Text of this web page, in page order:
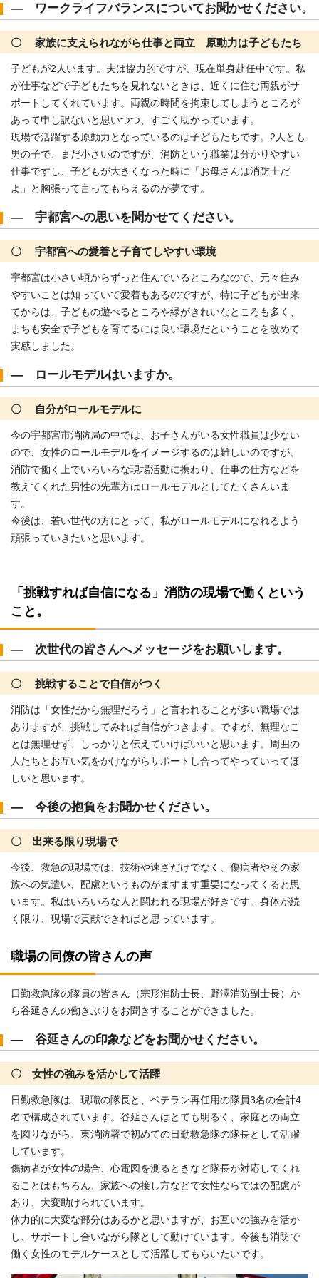
― ワークライフバランスについてお聞かせください。
〇 家族に支えられながら仕事と両立 原動力は子どもたち
子どもが2人います。夫は協力的ですが、現在単身赴任中です。私
が仕事などで子どもたちを見れないときは、近くに住む両親がサ
ポートしてくれています。両親の時間を拘束してしまうところが
あって申し訳ないと思いつつ、すごく助かっています。
現場で活躍する原動力となっているのは子どもたちです。2人とも
男の子で、まだ小さいのですが、消防という職業は分かりやすい
仕事ですし、子どもが大きくなった時に「お母さんは消防士だ
よ」と胸張って言ってもらえるのが夢です。
― 宇都宮への思いを聞かせてください。
〇 宇都宮への愛着と子育てしやすい環境
宇都宮は小さい頃からずっと住んでいるところなので、元々住み
やすいことは知っていて愛着もあるのですが、特に子どもが出来
てからは、子どもの遊べるところや緑がきれいなところも多く、
まちも安全で子どもを育てるには良い環境だということを改めて
実感しました。
― ロールモデルはいますか。
〇 自分がロールモデルに
今の宇都宮市消防局の中では、お子さんがいる女性職員は少ない
ので、女性のロールモデルをイメージするのは難しいのですが、
消防で働く上でいろいろな現場活動に携わり、仕事の仕方などを
教えてくれた男性の先輩方はロールモデルとしてたくさんいま
す。
今後は、若い世代の方にとって、私がロールモデルになれるよう
頑張っていきたいと思います。
「挑戦すれば自信になる」消防の現場で働くという
こと。
― 次世代の皆さんへメッセージをお願いします。
〇 挑戦することで自信がつく
消防は「女性だから無理だろう」と言われることが多い職場では
ありますが、挑戦してみれば自信がつきます。ですが、無理なこ
とは無理せず、しっかりと伝えていけばいいと思います。周囲の
人たちとお互い気をかけながらサポートし合ってやっていってほ
しいと思います。
― 今後の抱負をお聞かせください。
〇 出来る限り現場で
今後、救急の現場では、技術や速さだけでなく、傷病者やその家
族への気遣い、配慮というものがますます重要になってくると思
います。私はいろいろな人と関われる現場が好きです。身体が続
く限り、現場で貢献できればと思っています。
職場の同僚の皆さんの声
日勤救急隊の隊員の皆さん（宗形消防士長、野澤消防副士長）か
ら谷延さんの働きぶりをお聞きすることができました。
― 谷延さんの印象などをお聞かせください。
〇 女性の強みを活かして活躍
日勤救急隊は、現職の隊長と、ベテラン再任用の隊員3名の合計4
名で構成されています。谷延さんはとても明るく、家庭との両立
を図りながら、東消防署で初めての日勤救急隊の隊長として活躍
しています。
傷病者が女性の場合、心電図を測るときなど隊長が対応してくれ
ることはもちろん、家族への接し方などで女性ならではの配慮が
あり、大変助けられています。
体力的に大変な部分はあるかと思いますが、お互いの強みを活か
し、サポートし合いながら隊として動けています。今後も消防で
働く女性のモデルケースとして活躍してもらいたいです。